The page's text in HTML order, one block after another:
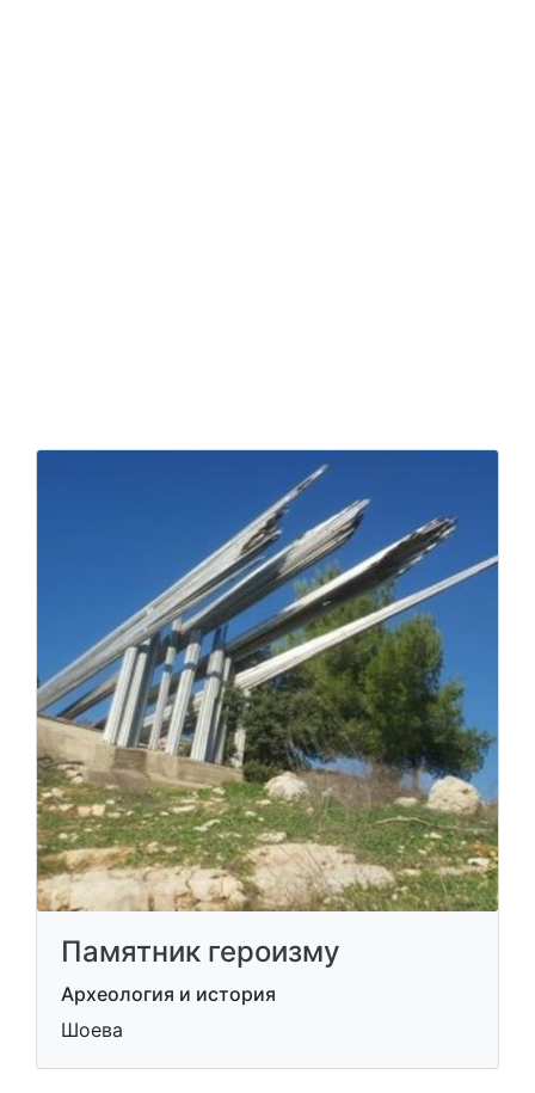
Памятник героизму
Археология и история
Шоева